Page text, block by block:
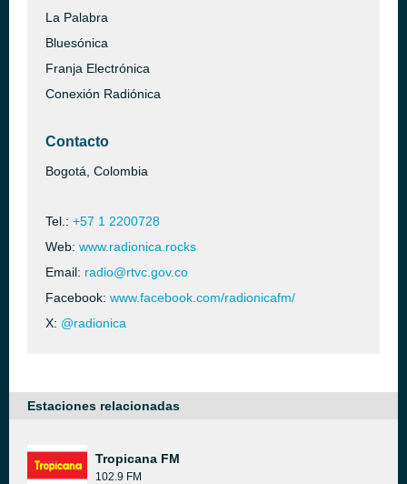
La Palabra
Bluesónica
Franja Electrónica
Conexión Radiónica
Contacto
Bogotá, Colombia
Tel.: +57 1 2200728
Web: www.radionica.rocks
Email: radio@rtvc.gov.co
Facebook: www.facebook.com/radionicafm/
X: @radionica
Estaciones relacionadas
Tropicana FM
102.9 FM